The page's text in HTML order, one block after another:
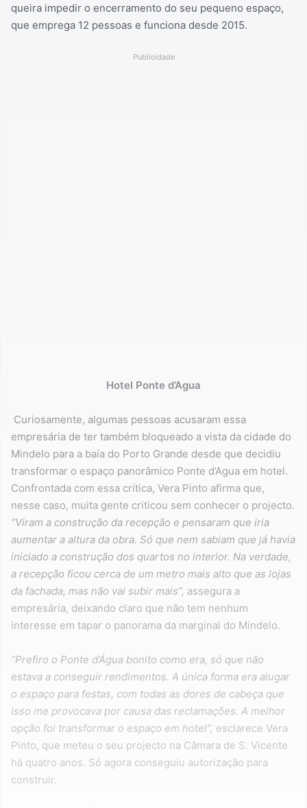
queira impedir o encerramento do seu pequeno espaço,
que emprega 12 pessoas e funciona desde 2015.
Publicidade
Hotel Ponte d’Agua
Curiosamente, algumas pessoas acusaram essa
empresária de ter também bloqueado a vista da cidade do
Mindelo para a baía do Porto Grande desde que decidiu
transformar o espaço panorâmico Ponte d’Agua em hotel.
Confrontada com essa crítica, Vera Pinto afirma que,
nesse caso, muita gente criticou sem conhecer o projecto.
“Viram a construção da recepção e pensaram que iria
aumentar a altura da obra. Só que nem sabiam que já havia
iniciado a construção dos quartos no interior. Na verdade,
a recepção ficou cerca de um metro mais alto que as lojas
da fachada, mas não vai subir mais”, assegura a
empresária, deixando claro que não tem nenhum
interesse em tapar o panorama da marginal do Mindelo.
“Prefiro o Ponte d’Água bonito como era, só que não
estava a conseguir rendimentos. A única forma era alugar
o espaço para festas, com todas as dores de cabeça que
isso me provocava por causa das reclamações. A melhor
opção foi transformar o espaço em hotel”, esclarece Vera
Pinto, que meteu o seu projecto na Câmara de S. Vicente
há quatro anos. Só agora conseguiu autorização para
construir.